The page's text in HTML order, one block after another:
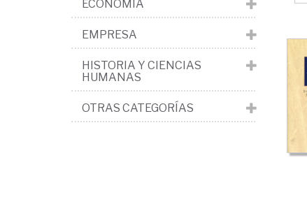
ECONOMÍA
EMPRESA
HISTORIA Y CIENCIAS
HUMANAS
OTRAS CATEGORÍAS